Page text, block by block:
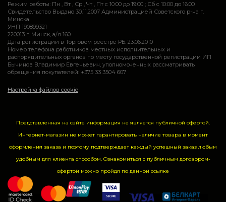
Режим работы: Пн , Вт , Ср , Чт , Пт c 10:00 до 19:00 ; Сб c 10:00 до 16:00
Свидетельство Выдано 30.11.2007 Администрацией Советского р-на г.
Минска
УНП 190899321
220013 г. Минск, а/я 160
Дата регистрации в Торговом реестре РБ: 23.06.2010
Номер телефона работников местных исполнительных и
распорядительных органов по месту государственной регистрации ИП
Бычинов Владимир Евгеньевич, уполномоченных рассматривать
обращения покупателей: +375 33 3504 607
Настройка файлов cookie
Представленная на сайте информация не является публичной офертой.
Интернет-магазин не может гарантировать наличие товара в момент
оформления заказа и поэтому подтверждает каждый успешный заказ любым
удобным для клиента способом. Ознакомиться с публичным договором-
офертой можно пройдя по данной ссылке